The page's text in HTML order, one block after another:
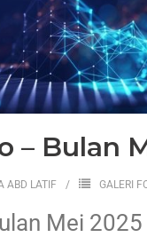
– Bulan
ABD LATIF GALERI
Mei